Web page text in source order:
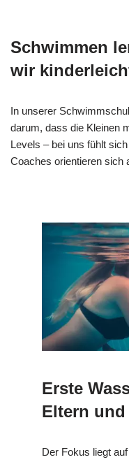
Schwimmen
wir
In unserer
darum, dass die Kleinen
Levels – bei uns fühlt
Coaches orientieren sich
Erste
Eltern
Der Fokus liegt